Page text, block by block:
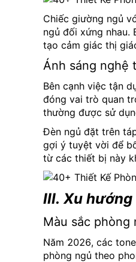
Chiếc giường ngủ
ngủ đối xứng nhau.
tạo cảm giác thị
Ánh sáng nghệ
Bên cạnh việc tận
đóng vai trò quan
thường được sử
Đèn ngủ đặt trên
gợi ý tuyệt vời để
từ các thiết bị này
III. Xu
Màu sắc
Năm 2026, các
phòng ngủ theo